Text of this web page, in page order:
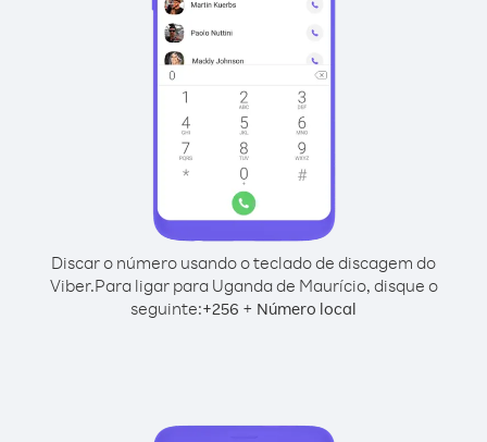
Discar o número usando o teclado de discagem do
Viber.Para ligar para Uganda de Maurício, disque o
seguinte:+256 + Número local